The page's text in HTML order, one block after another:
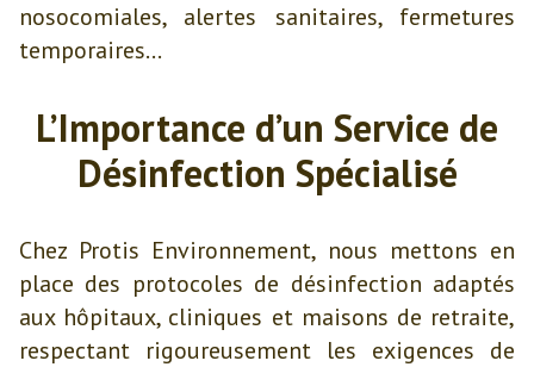
nosocomiales, alertes sanitaires, fermetures
temporaires…
L’Importance d’un Service de
Désinfection Spécialisé
Chez Protis Environnement, nous mettons en
place des protocoles de désinfection adaptés
aux hôpitaux, cliniques et maisons de retraite,
respectant rigoureusement les exigences de